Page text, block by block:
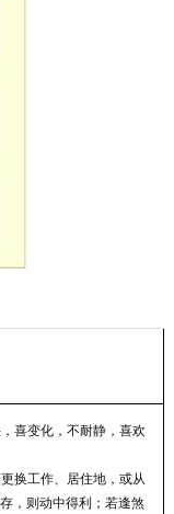
喜变化，不耐静，喜欢
换工作、居住地，或从
，则动中得利；若逢煞